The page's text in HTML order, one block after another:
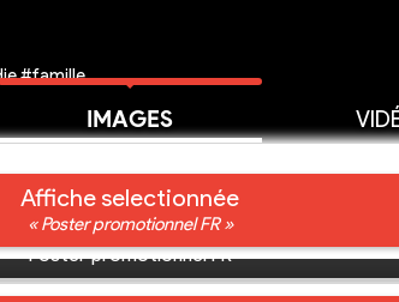
#famille
IMAGES
Affiche selectionnée
« Poster promotionnel FR »
Poster promotionnel FR